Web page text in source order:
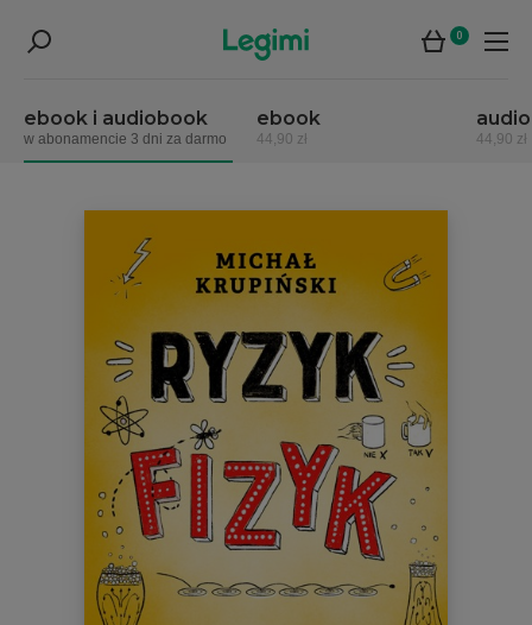
0
ebook i audiobook
w abonamencie 3 dni za darmo
ebook
44,90 zł 44,90 zł